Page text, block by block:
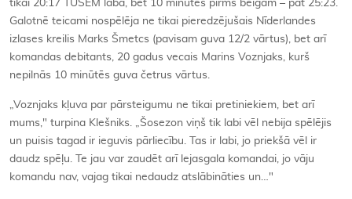
tikai 20:17 TUSEM labā, bet 10 minūtes pirms beigām – pat 25:23.
Galotnē teicami nospēlēja ne tikai pieredzējušais Nīderlandes
izlases kreilis Marks Šmetcs (pavisam guva 12/2 vārtus), bet arī
komandas debitants, 20 gadus vecais Marins Voznjaks, kurš
nepilnās 10 minūtēs guva četrus vārtus.
„Voznjaks kļuva par pārsteigumu ne tikai pretiniekiem, bet arī
mums," turpina Klešniks. „Šosezon viņš tik labi vēl nebija spēlējis
un puisis tagad ir ieguvis pārliecību. Tas ir labi, jo priekšā vēl ir
daudz spēļu. Te jau var zaudēt arī lejasgala komandai, jo vāju
komandu nav, vajag tikai nedaudz atslābināties un…"